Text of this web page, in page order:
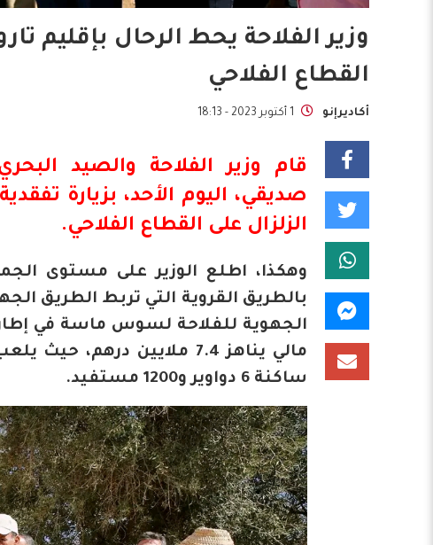
وزير الفلاحة يحط الرحال بإقليم
القطاع الفلاحي
أكاديرإنو 1 أكتوبر 2023 - 18:13
قام وزير الفلاحة والصيد
صديقي، اليوم الأحد، بزيارة
الزلزال على القطاع الفلاحي.
وهكذا، اطلع الوزير على مستوى
مالي يناهز 7.4 ملايين
ساكنة 6 دواوير و1200 مستفيد.